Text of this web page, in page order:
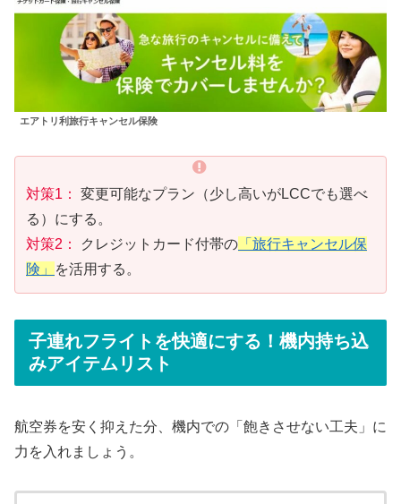
エアトリ利旅行キャンセル保険
対策1：
変更可能なプラン（少し高いがLCCでも選べ
る）にする。
対策2：
クレジットカード付帯の 「旅行キャンセル保
険」
を活用する。
子連れフライトを快適にする！機内持ち込
みアイテムリスト
航空券を安く抑えた分、機内での「飽きさせない工夫」に
力を入れましょう。